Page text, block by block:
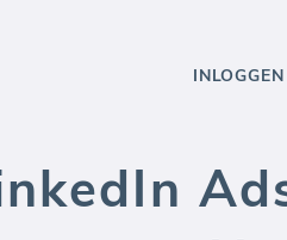
INLOGGEN